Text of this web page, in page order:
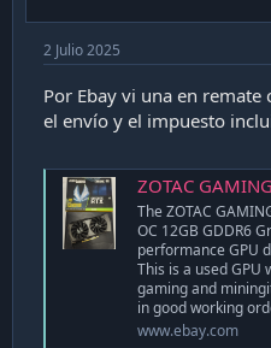
2 Julio 2025
Por Ebay vi una en remate
el envío y el impuesto
ZOTAC GAMING GeForce RTX
The ZOTAC
OC 12GB GDDR6
performance GPU
This is a used GPU
gaming and
in good working
www.ebay.com